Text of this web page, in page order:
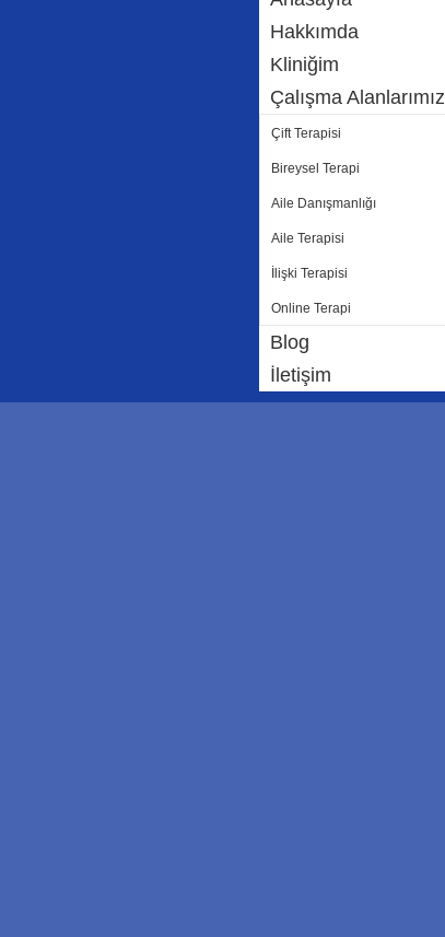
Hakkımda
Kliniğim
Çalışma Alanlarımız
Çift Terapisi
Bireysel Terapi
Aile Danışmanlığı
Aile Terapisi
İlişki Terapisi
Online Terapi
Blog
İletişim